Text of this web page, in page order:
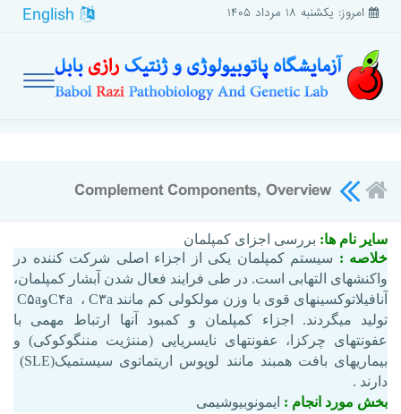
امروز: یکشنبه ۱۸ مرداد ۱۴۰۵
Complement Components, Overview
سایر نام ها: بررسی اجزای کمپلمان
خلاصه : سیستم کمپلمان یکی از اجزاء اصلی شرکت کننده در
واکنش‏های التهابی است. در طی فرایند فعال شدن آبشار کمپلمان،
آنافیلاتوکسین‏های قوی با وزن مولکولی کم مانند C۳a ، C۴aوC۵a
تولید می‏گردند. اجزاء کمپلمان و کمبود آنها ارتباط مهمی با
عفونت‏های چرکزا، عفونت‏های نایسریایی (مننژیت مننگوکوکی) و
بیماری‏های بافت همبند مانند لوپوس اریتماتوی سیستمیک(SLE)
دارند .
بخش مورد انجام : ایمونوبیوشیمی